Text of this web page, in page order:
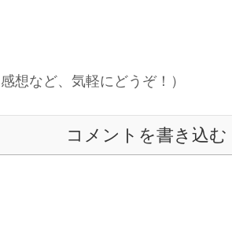
想など、気軽にどうぞ！）
コメントを書き込む